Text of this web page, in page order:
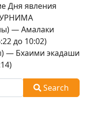
Дня явления
— Амалаки
до 10:02)
— Бхаими экадаши
Search